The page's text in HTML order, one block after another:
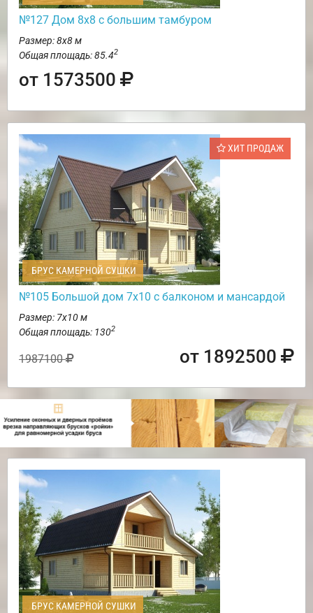
№127 Дом 8х8 с большим тамбуром
Размер: 8х8 м
Общая площадь: 85.42
от 1573500
ХИТ ПРОДАЖ
БРУС КАМЕРНОЙ СУШКИ
№105 Большой дом 7х10 с балконом и мансардой
Размер: 7х10 м
Общая площадь: 1302
1987100 от 1892500
БРУС КАМЕРНОЙ СУШКИ